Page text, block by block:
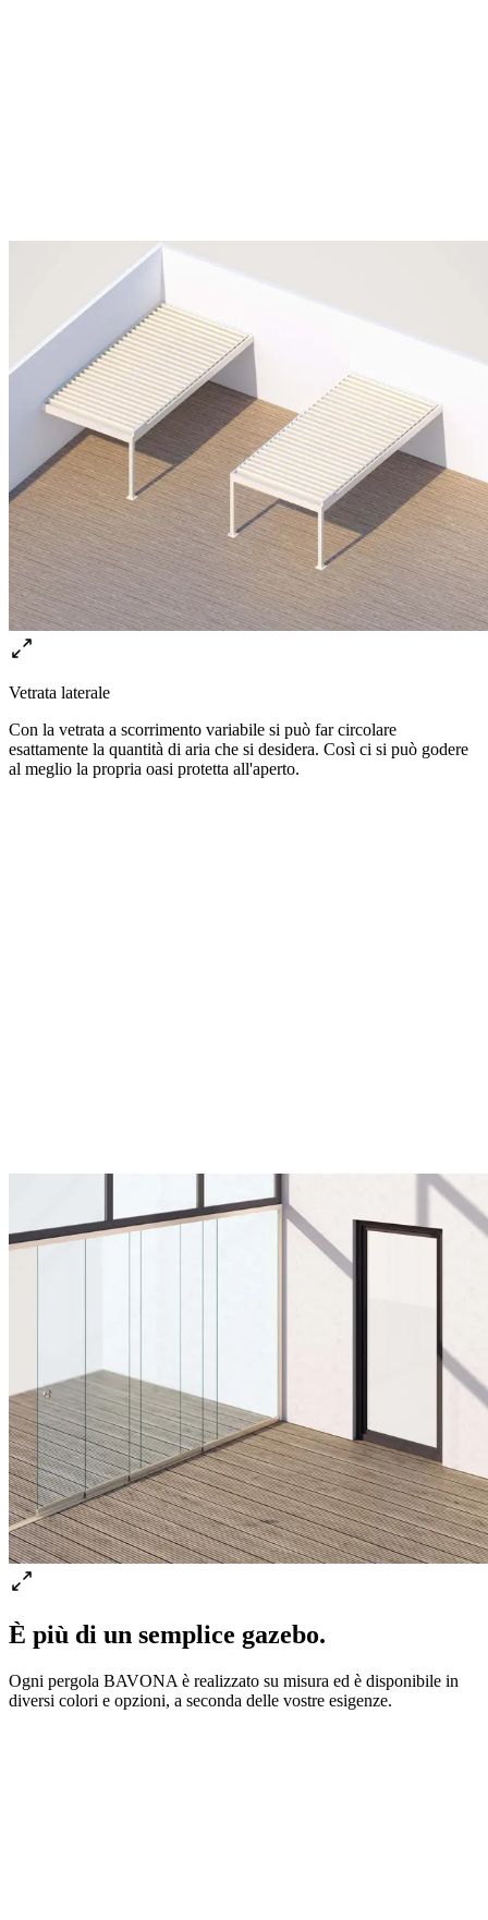
Vetrata laterale
Con la vetrata a scorrimento variabile si può far circolare
esattamente la quantità di aria che si desidera. Così ci si può godere
al meglio la propria oasi protetta all'aperto.
È più di un semplice gazebo.
Ogni pergola BAVONA è realizzato su misura ed è disponibile in
diversi colori e opzioni, a seconda delle vostre esigenze.